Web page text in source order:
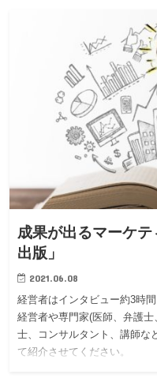
成果が出るマーケ
出版」
2021.06.08
経営者はインタビュー約3時
経営者や専門家(医師、弁護
士、コンサルタント、講師な
て紹介させてください。